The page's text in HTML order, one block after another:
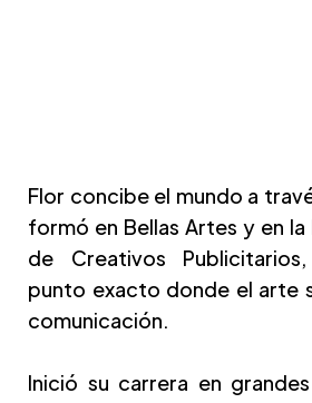
Flor concibe el mundo a
formó en Bellas Artes y en la
de Creativos
punto exacto donde el arte
comunicación.
Inició su carrera en